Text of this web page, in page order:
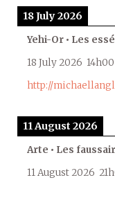
18 July 2026
Yehi-Or • Les
18 July 2026 14h00
http://
11 August 2026
Arte • Les
11 August 2026